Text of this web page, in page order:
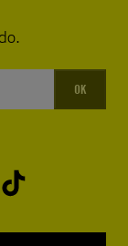
OK